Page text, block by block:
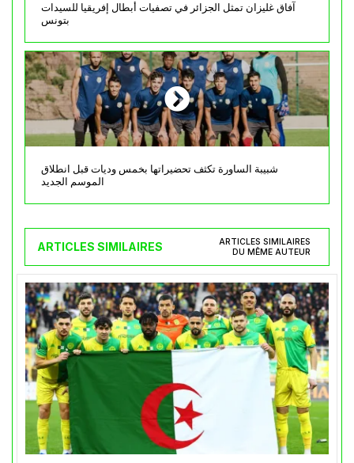
آفاق غليزان تمثل الجزائر في تصفيات أبطال إفريقيا للسيدات
بتونس
شبيبة الساورة تكثف تحضيراتها بخمس وديات قبل انطلاق
الموسم الجديد
ARTICLES SIMILAIRES
ARTICLES SIMILAIRES
DU MÊME AUTEUR